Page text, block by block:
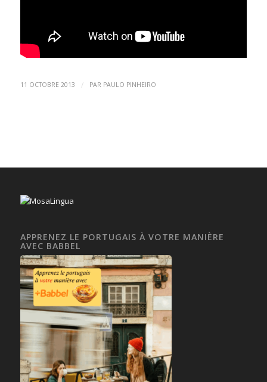
11 OCTOBRE 2013 / PAR PAULO PINHEIRO
APPRENEZ LE PORTUGAIS À VOTRE MANIÈRE
AVEC BABBEL